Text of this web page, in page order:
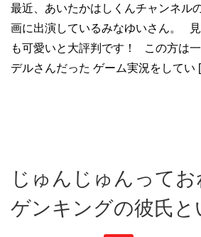
最近、あいたかはしくんチャンネル
画に出演しているみなゆいさん。
も可愛いと大評判です！ この方は
デルさんだった ゲーム実況をしてい
じゅんじゅんってお
ゲンキングの彼氏と